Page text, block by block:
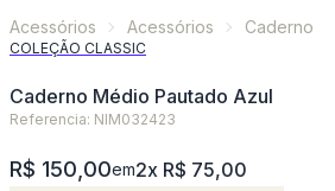
Acessórios Acessórios Caderno
COLEÇÃO CLASSIC
Caderno Médio Pautado Azul
Referencia: NIM032423
R$ 150,00em2x R$ 75,00